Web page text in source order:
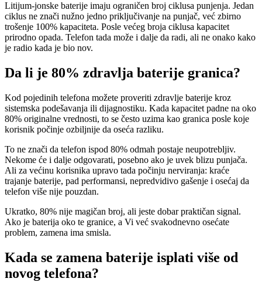
Litijum-jonske baterije imaju ograničen broj ciklusa punjenja. Jedan
ciklus ne znači nužno jedno priključivanje na punjač, već zbirno
trošenje 100% kapaciteta. Posle većeg broja ciklusa kapacitet
prirodno opada. Telefon tada može i dalje da radi, ali ne onako kako
je radio kada je bio nov.
Da li je 80% zdravlja baterije granica?
Kod pojedinih telefona možete proveriti zdravlje baterije kroz
sistemska podešavanja ili dijagnostiku. Kada kapacitet padne na oko
80% originalne vrednosti, to se često uzima kao granica posle koje
korisnik počinje ozbiljnije da oseća razliku.
To ne znači da telefon ispod 80% odmah postaje neupotrebljiv.
Nekome će i dalje odgovarati, posebno ako je uvek blizu punjača.
Ali za većinu korisnika upravo tada počinju nerviranja: kraće
trajanje baterije, pad performansi, nepredvidivo gašenje i osećaj da
telefon više nije pouzdan.
Ukratko, 80% nije magičan broj, ali jeste dobar praktičan signal.
Ako je baterija oko te granice, a Vi već svakodnevno osećate
problem, zamena ima smisla.
Kada se zamena baterije isplati više od
novog telefona?